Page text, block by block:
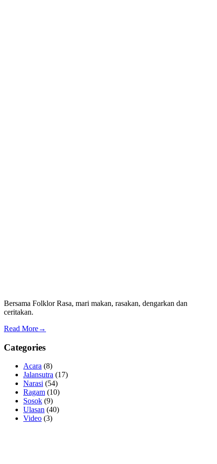
Bersama Folklor Rasa, mari makan, rasakan, dengarkan dan
ceritakan.
Read More→
Categories
Acara (8)
Jalansutra (17)
Narasi (54)
Ragam (10)
Sosok (9)
Ulasan (40)
Video (3)